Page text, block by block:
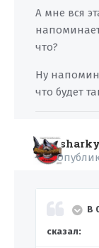
А мне вся
что?
Ну
что будет
sharky
В
сказал: